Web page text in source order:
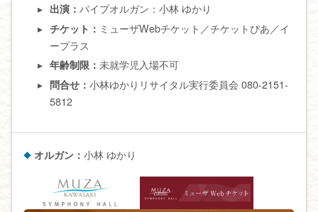
出演：パイプオルガン：小林 ゆかり
チケット： ミューザWebチケット／チケットぴあ／イ
ープラス
年齢制限：未就学児入場不可
問合せ：小林ゆかりリサイタル実行委員会 080-2151-
5812
オルガン：小林 ゆかり